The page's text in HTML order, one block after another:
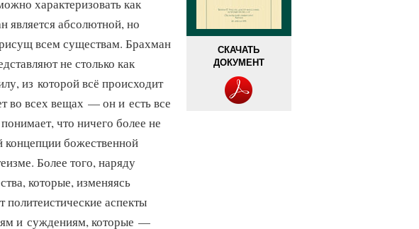
характеризовать как
является абсолютной, но
всем существам. Брахман
не столько как
из которой всё происходит
во всех вещах — он и есть все
что ничего более не
концепции божественной
Более того, наряду
которые, изменяясь
аспекты
и суждениям, которые —
СКАЧАТЬ
ДОКУМЕНТ